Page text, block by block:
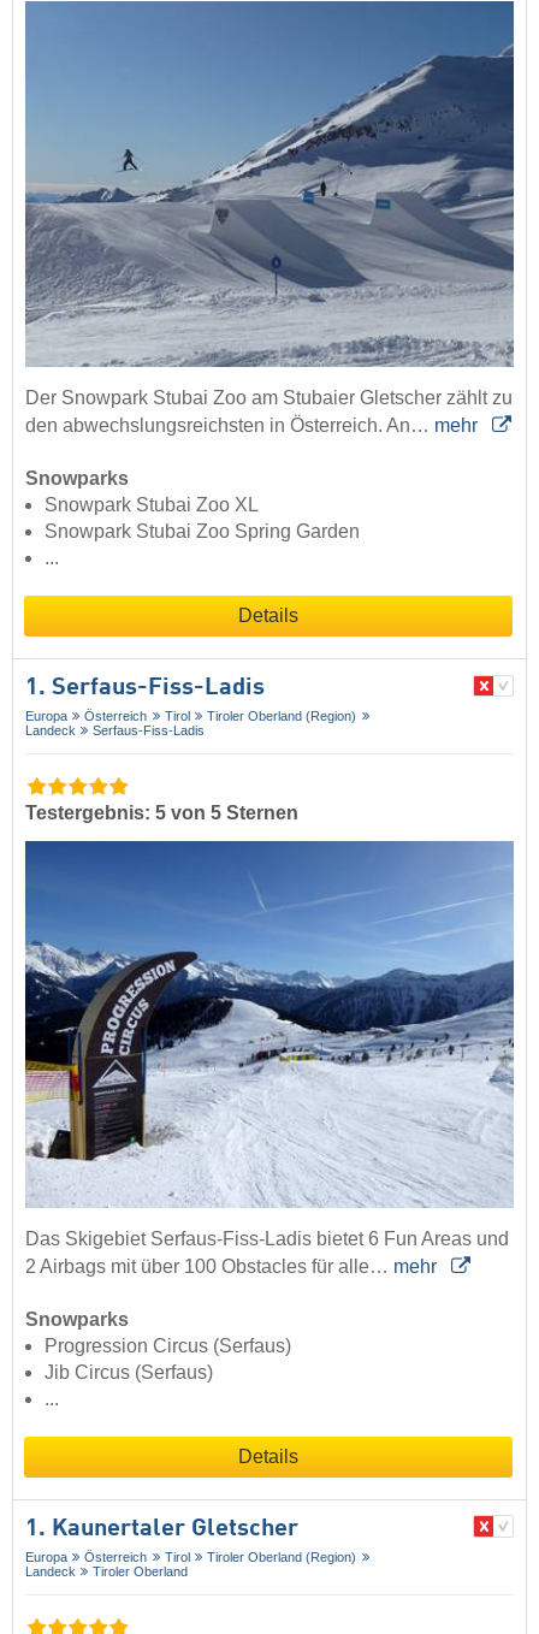
Der Snowpark Stubai Zoo am Stubaier Gletscher zählt zu
den abwechslungsreichsten in Österreich. An… mehr
Snowparks
Snowpark Stubai Zoo XL
Snowpark Stubai Zoo Spring Garden
...
Details
1. Serfaus-Fiss-Ladis
Europa Österreich Tirol
Tiroler Oberland (Region)
Landeck
Serfaus-Fiss-Ladis
Testergebnis: 5 von 5 Sternen
Das Skigebiet Serfaus-Fiss-Ladis bietet 6 Fun Areas und
2 Airbags mit über 100 Obstacles für alle… mehr
Snowparks
Progression Circus (Serfaus)
Jib Circus (Serfaus)
...
Details
1. Kaunertaler Gletscher
Europa Österreich Tirol
Tiroler Oberland (Region)
Landeck
Tiroler Oberland